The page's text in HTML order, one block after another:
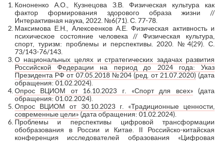
Кононенко А.О., Кузнецова З.В. Физическая культура как
фактор формирования здорового образа жизни //
Интерактивная наука, 2022. №6(71). С. 77-78.
Максимова Е.Н., Алексеенков А.Е. Физическая активность и
психическое состояние человека // Физическая культура,
спорт, туризм: проблемы и перспективы. 2020. №4(29). С.
73/143-76/143.
О национальных целях и стратегических задачах развития
Российской Федерации на период до 2024 года: Указ
Президента РФ от 07.05.2018 №204 (ред. от 21.07.2020)(дата
обращения: 01.02.2024).
Опрос ВЦИОМ от 16.10.2023 г. «Спорт для всех»(дата
обращения: 01.02.2024).
Опрос ВЦИОМ от 30.10.2023 г. «Традиционные ценности,
современные цели»(дата обращения: 01.02.2024).
Проблемы и перспективы цифровой трансформации
обобразования в России и Китае. II Российско-китайская
конференция исследователей образования «Цифровая